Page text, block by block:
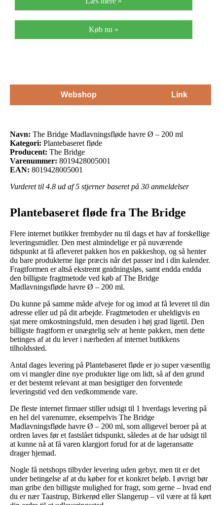
Køb nu »
Webshop Link
Navn: The Bridge Madlavningsfløde havre Ø – 200 ml
Kategori: Plantebaseret fløde
Producent: The Bridge
Varenummer: 8019428005001
EAN: 8019428005001
Vurderet til 4.8 ud af 5 stjerner baseret på 30 anmeldelser
Plantebaseret fløde fra The Bridge
Flere internet butikker frembyder nu til dags et hav af forskellige
leveringsmidler. Den mest almindelige er på nuværende
tidspunkt at få afleveret pakken hos en pakkeshop, og så henter
du bare produkterne lige præcis når det passer ind i din kalender.
Fragtformen er altså ekstremt gnidningsløs, samt endda endda
den billigste fragtmetode ved køb af The Bridge
Madlavningsfløde havre Ø – 200 ml.
Du kunne på samme måde afveje for og imod at få leveret til din
adresse eller ud på dit arbejde. Fragtmetoden er uheldigvis en
sjat mere omkostningsfuld, men desuden i høj grad ligetil. Den
billigste fragtform er unægtelig selv at hente pakken, men dette
betinges af at du lever i nærheden af internet butikkens
tilholdssted.
Antal dages levering på Plantebaseret fløde er jo super væsentlig
om vi mangler dine nye produkter lige om lidt, så af den grund
er det bestemt relevant at man besigtiger den forventede
leveringstid ved den vedkommende vare.
De fleste internet firmaer stiller udsigt til 1 hverdags levering på
en hel del varenumre, eksempelvis The Bridge
Madlavningsfløde havre Ø – 200 ml, som alligevel beroer på at
ordren laves før et fastslået tidspunkt, således at de har udsigt til
at kunne nå at få varen klargjort forud for at de lageransatte
drager hjemad.
Nogle få netshops tilbyder levering uden gebyr, men tit er det
under betingelse af at du køber for et konkret beløb. I øvrigt bør
man gribe den billigste mulighed for fragt, som gerne – hvad end
du er nær Taastrup, Birkerød eller Slangerup – vil være at få kørt